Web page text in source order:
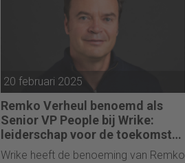
20 februari 2025
Remko Verheul benoemd als
Senior VP People bij Wrike:
leiderschap voor de toekomst
van werkbeheer
Wrike heeft de benoeming van Remko